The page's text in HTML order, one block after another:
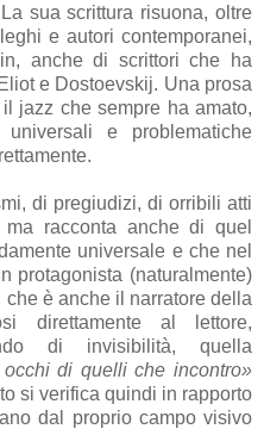
sua scrittura risuona, oltre
e autori contemporanei,
anche di scrittori che ha
e Dostoevskij. Una prosa
jazz che sempre ha amato,
e problematiche
di pregiudizi, di orribili atti
racconta anche di quel
universale e che nel
protagonista (naturalmente)
è anche il narratore della
direttamente al lettore,
di invisibilità, quella
di quelli che incontro»
si verifica quindi in rapporto
dal proprio campo visivo